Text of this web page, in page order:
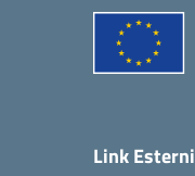
Link Esterni